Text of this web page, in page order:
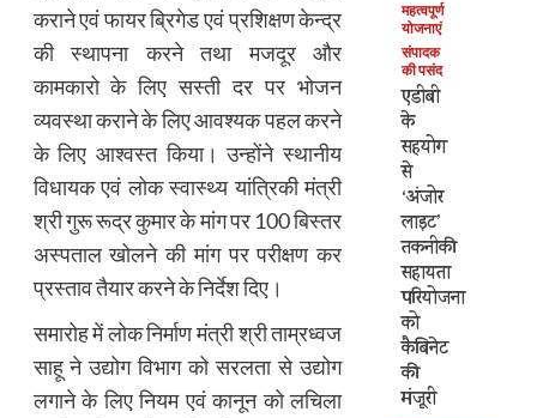
कराने एवं फायर ब्रिगेड एवं प्रशिक्षण केन्द्र
की स्थापना करने तथा मजदूर और
कामकारो के लिए सस्ती दर पर भोजन
व्यवस्था कराने के लिए आवश्यक पहल करने
के लिए आश्वस्त किया। उन्होंने स्थानीय
विधायक एवं लोक स्वास्थ्य यांत्रिकी मंत्री
श्री गुरू रूद्र कुमार के मांग पर 100 बिस्तर
अस्पताल खोलने की मांग पर परीक्षण कर
प्रस्ताव तैयार करने के निर्देश दिए।
समारोह में लोक निर्माण मंत्री श्री ताम्रध्वज
साहू ने उद्योग विभाग को सरलता से उद्योग
लगाने के लिए नियम एवं कानून को लचिला
महत्वपूर्ण
योजनाएं
संपादक
की पसंद
एडीबी
के
सहयोग
से
‘अंजोर
लाइट’
तकनीकी
सहायता
परियोजना
को
कैबिनेट
की
मंजूरी